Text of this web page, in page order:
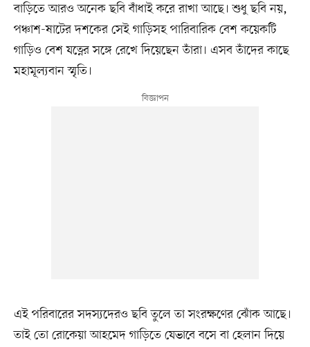
বাড়িতে আরও অনেক ছবি বাঁধাই করে রাখা আছে। শুধু ছবি নয়,
পঞ্চাশ-ষাটের দশকের সেই গাড়িসহ পারিবারিক বেশ কয়েকটি
গাড়িও বেশ যত্নের সঙ্গে রেখে দিয়েছেন তাঁরা। এসব তাঁদের কাছে
মহামূল্যবান স্মৃতি।
এই পরিবারের সদস্যদেরও ছবি তুলে তা সংরক্ষণের ঝোঁক আছে।
তাই তো রোকেয়া আহমেদ গাড়িতে যেভাবে বসে বা হেলান দিয়ে